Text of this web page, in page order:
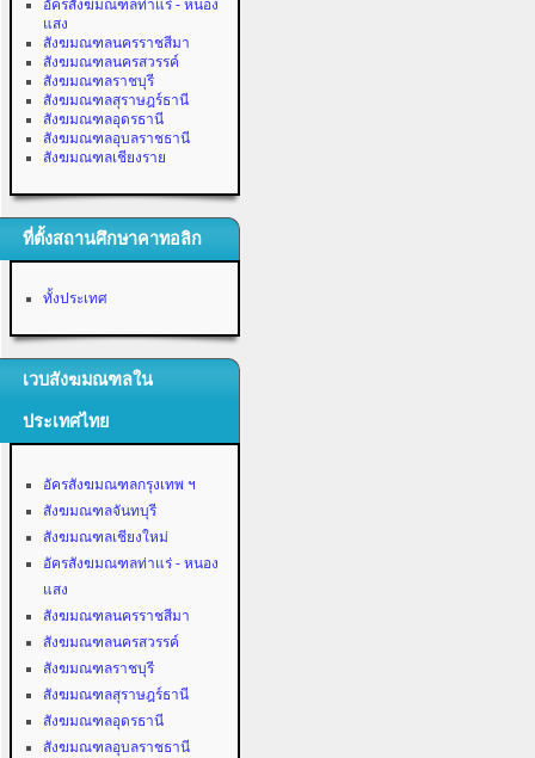
อัครสังฆมณฑลท่าแร่ - หนอง
แสง
สังฆมณฑลนครราชสีมา
สังฆมณฑลนครสวรรค์
สังฆมณฑลราชบุรี
สังฆมณฑลสุราษฎร์ธานี
สังฆมณฑลอุดรธานี
สังฆมณฑลอุบลราชธานี
สังฆมณฑลเชียงราย
ที่ตั้งสถานศึกษาคาทอลิก
ทั้งประเทศ
เวบสังฆมณฑลใน
ประเทศไทย
อัครสังฆมณฑลกรุงเทพ ฯ
สังฆมณฑลจันทบุรี
สังฆมณฑลเชียงใหม่
อัครสังฆมณฑลท่าแร่ - หนอง
แสง
สังฆมณฑลนครราชสีมา
สังฆมณฑลนครสวรรค์
สังฆมณฑลราชบุรี
สังฆมณฑลสุราษฎร์ธานี
สังฆมณฑลอุดรธานี
สังฆมณฑลอุบลราชธานี